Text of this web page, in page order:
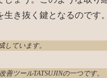
生き抜く鍵となるのです
しています。
善ツールTATSUJINの一つです。